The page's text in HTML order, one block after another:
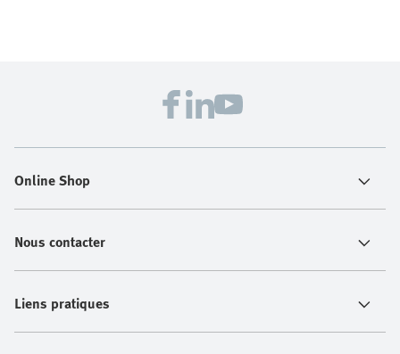
Online Shop
Nous contacter
Liens pratiques